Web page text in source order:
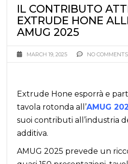
IL CONTRIBUTO
EXTRUDE HONE
AMUG 2025
MARCH 19, 2025 NO COMMENTS
Extrude Hone esporrà e
tavola rotonda all’AMUG
suoi contributi all’industria
additiva.
AMUG 2025 prevede un